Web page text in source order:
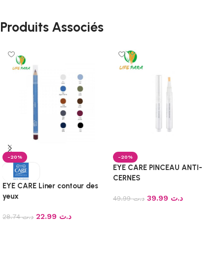
Produits Associés
-20%
EYE CARE Liner contour des
yeux
د.ت28.74 د.ت
-20%
EYE CARE PINCEAU ANTI-
CERNES
د.ت49.99 د.ت